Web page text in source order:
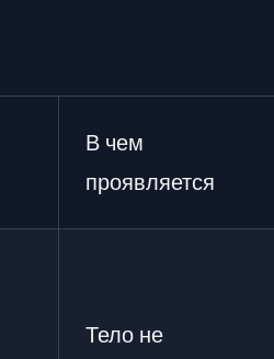
В чем
проявляется
Тело не